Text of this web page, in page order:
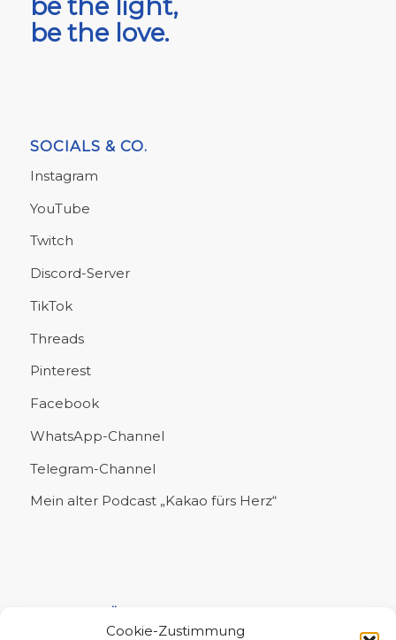
Cookie-Zustimmung
be the light,
be the love.
SOCIALS & CO.
Instagram
YouTube
Twitch
Discord-Server
TikTok
Threads
Pinterest
Facebook
WhatsApp-Channel
Telegram-Channel
Mein alter Podcast „Kakao fürs Herz“